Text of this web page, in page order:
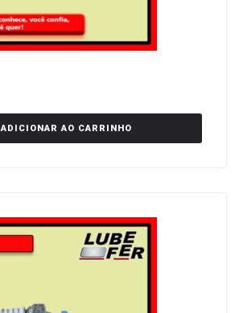
ADICIONAR AO CARRINHO